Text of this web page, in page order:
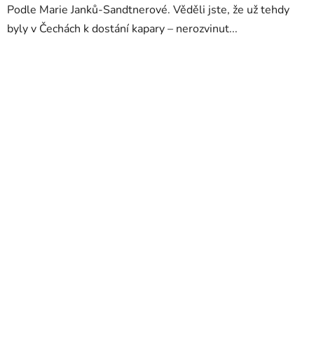
Podle Marie Janků-Sandtnerové. Věděli jste, že už tehdy
byly v Čechách k dostání kapary – nerozvinut...